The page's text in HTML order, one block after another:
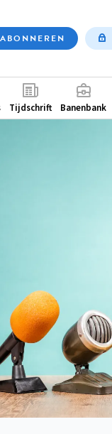
ABONNEREN
Tijdschrift Banenbank